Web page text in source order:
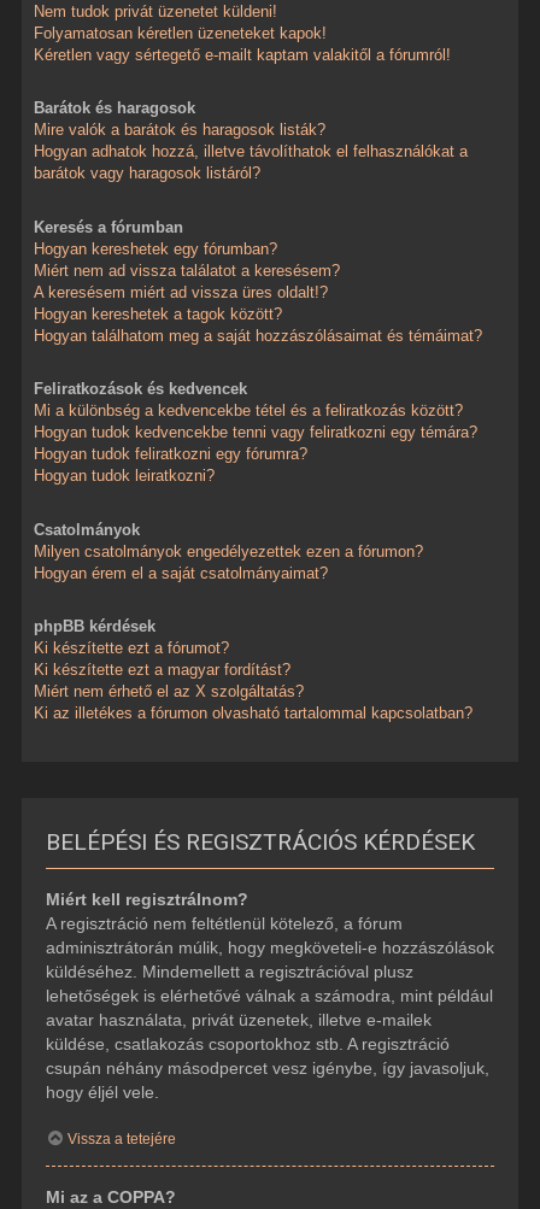
Nem tudok privát üzenetet küldeni!
Folyamatosan kéretlen üzeneteket kapok!
Kéretlen vagy sértegető e-mailt kaptam valakitől a fórumról!
Barátok és haragosok
Mire valók a barátok és haragosok listák?
Hogyan adhatok hozzá, illetve távolíthatok el felhasználókat a
barátok vagy haragosok listáról?
Keresés a fórumban
Hogyan kereshetek egy fórumban?
Miért nem ad vissza találatot a keresésem?
A keresésem miért ad vissza üres oldalt!?
Hogyan kereshetek a tagok között?
Hogyan találhatom meg a saját hozzászólásaimat és témáimat?
Feliratkozások és kedvencek
Mi a különbség a kedvencekbe tétel és a feliratkozás között?
Hogyan tudok kedvencekbe tenni vagy feliratkozni egy témára?
Hogyan tudok feliratkozni egy fórumra?
Hogyan tudok leiratkozni?
Csatolmányok
Milyen csatolmányok engedélyezettek ezen a fórumon?
Hogyan érem el a saját csatolmányaimat?
phpBB kérdések
Ki készítette ezt a fórumot?
Ki készítette ezt a magyar fordítást?
Miért nem érhető el az X szolgáltatás?
Ki az illetékes a fórumon olvasható tartalommal kapcsolatban?
BELÉPÉSI ÉS REGISZTRÁCIÓS KÉRDÉSEK
Miért kell regisztrálnom?
A regisztráció nem feltétlenül kötelező, a fórum
adminisztrátorán múlik, hogy megköveteli-e hozzászólások
küldéséhez. Mindemellett a regisztrációval plusz
lehetőségek is elérhetővé válnak a számodra, mint például
avatar használata, privát üzenetek, illetve e-mailek
küldése, csatlakozás csoportokhoz stb. A regisztráció
csupán néhány másodpercet vesz igénybe, így javasoljuk,
hogy éljél vele.
Vissza a tetejére
Mi az a COPPA?